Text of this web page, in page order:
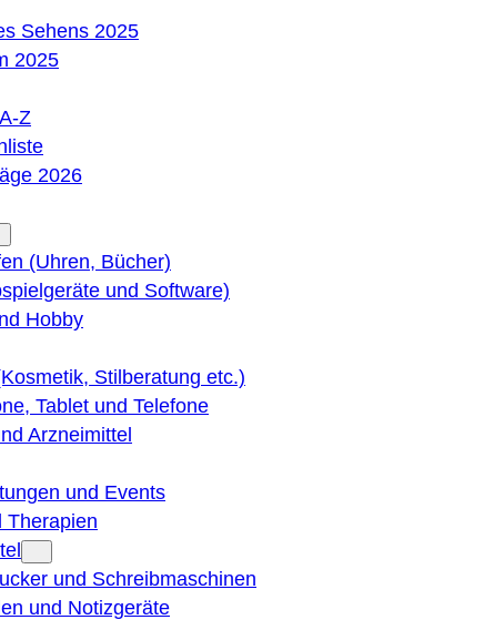
Sehens 2025
2025
Z
2026
(Uhren, Bücher)
und Software)
Hobby
Stilberatung etc.)
Tablet und Telefone
Arzneimittel
und Events
Therapien
und Schreibmaschinen
und Notizgeräte